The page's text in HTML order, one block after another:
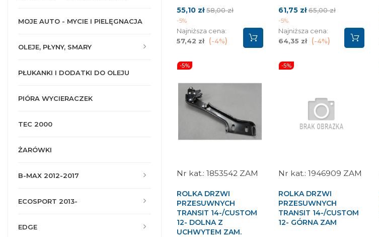
MOJE AUTO - MYCIE I PIELĘGNACJA
OLEJE, PŁYNY, SMARY
PŁUKANKI I DODATKI DO OLEJU
PIÓRA WYCIERACZEK
TEC 2000
ŻARÓWKI
B-MAX 2012-2017
ECOSPORT 2013-
EDGE
Cena
55,10 zł Cena
58,00 zł
-5%
Najniższa cena:
57,42 zł
-4%
Cena
61,75 złCena
65,00 zł
-5%
Najniższa cena:
64,35 zł
-4%
-5%
1853542 ZAM
ROLKA DRZWI
PRZESUWNYCH
TRANSIT 14-/CUSTOM
12- DOLNA Z
UCHWYTEM ZAM.
-5%
1946909 ZAM
ROLKA DRZWI
PRZESUWNYCH
TRANSIT 14-/CUSTOM
12- GÓRNA ZAM